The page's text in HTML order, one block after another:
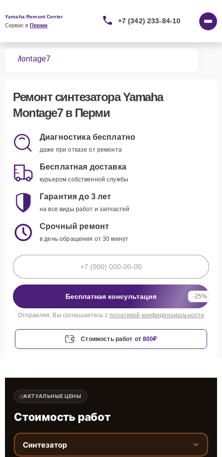
Yamaha Remont Center
Сервис в Перми
+7 (342) 233-84-10
Montage7
Ремонт синтезатора Yamaha
Montage7в Перми
Диагностика бесплатно
даже при отказе от ремонта
Бесплатная доставка
курьером собственной службы
Гарантия до 3 лет
на все виды работ и запчастей
Срочный ремонт
в день обращения от 30 минут
Бесплатная консультация -25%
Отправляя, Вы соглашаетесь с политикой конфиденциальности
Стоимость работ от 800₽
АКТУАЛЬНЫЕ ЦЕНЫ
Стоимость работ
Синтезатор